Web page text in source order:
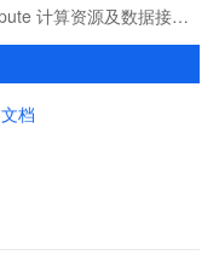
计算资源及数据接
等功能共同构成
档